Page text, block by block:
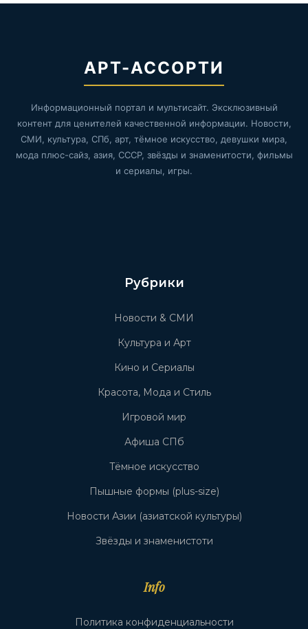
АРТ-АССОРТИ
Информационный портал и мультисайт. Эксклюзивный
контент для ценителей качественной информации. Новости,
СМИ, культура, СПб, арт, тёмное искусство, девушки мира,
мода плюс-сайз, азия, СССР, звёзды и знаменитости, фильмы
и сериалы, игры.
Рубрики
Новости & СМИ
Культура и Арт
Кино и Сериалы
Красота, Мода и Стиль
Игровой мир
Афиша СПб
Тёмное искусство
Пышные формы (plus-size)
Новости Азии (азиатской культуры)
Звёзды и знаменистоти
Info
Политика конфиденциальности